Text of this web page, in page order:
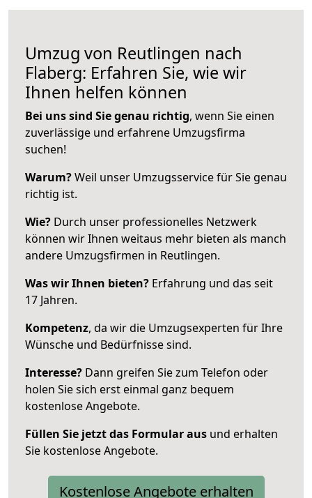
Umzug von Reutlingen nach
Flaberg: Erfahren Sie, wie wir
Ihnen helfen können
Bei uns sind Sie genau richtig, wenn Sie einen
zuverlässige und erfahrene Umzugsfirma
suchen!
Warum?Weil unser Umzugsservice für Sie genau
richtig ist.
Wie? Durch unser professionelles Netzwerk
können wir Ihnen weitaus mehr bieten als manch
andere Umzugsfirmen in Reutlingen.
Was wir Ihnen bieten? Erfahrung und das seit
17 Jahren.
Kompetenz, da wir die Umzugsexperten für Ihre
Wünsche und Bedürfnisse sind.
Interesse? Dann greifen Sie zum Telefon oder
holen Sie sich erst einmal ganz bequem
kostenlose Angebote.
Füllen Sie jetzt das Formular aus und erhalten
Sie kostenlose Angebote.
Kostenlose Angebote erhalten